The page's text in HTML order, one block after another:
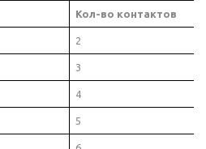
Кол-во контактов
2
3
4
5